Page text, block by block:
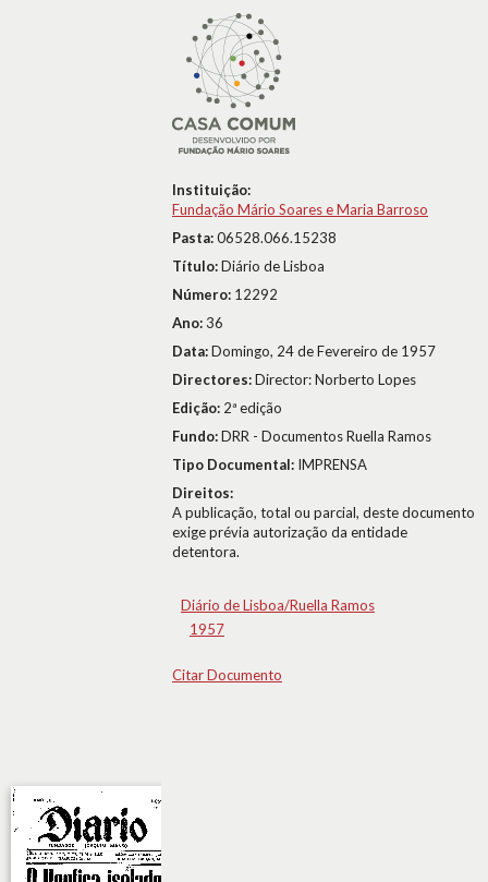
Instituição:
Fundação Mário Soares e Maria Barroso
Pasta:06528.066.15238
Título:Diário de Lisboa
Número: 12292
Ano:36
Data:Domingo, 24 de Fevereiro de 1957
Directores:Director: Norberto Lopes
Edição: 2ª edição
Fundo:DRR - Documentos Ruella Ramos
Tipo Documental: IMPRENSA
Direitos:
A publicação, total ou parcial, deste documento
exige prévia autorização da entidade
detentora.
Diário de Lisboa/Ruella Ramos
1957
Citar Documento